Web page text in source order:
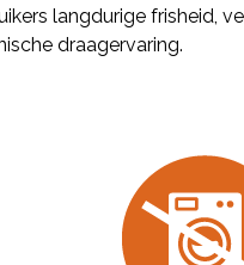
langdurige frisheid,
draagervaring.